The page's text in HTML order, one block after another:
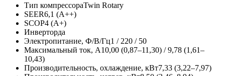
Тип компрессораTwin Rotary
SEER6,1 (A++)
SCOP4 (A+)
Инверторда
Электропитание, Ф/В/Гц1 / 220 / 50
Максимальный ток, А10,00 (0,87–11,30) / 9,78 (1,61–
10,43)
Производительность, охлаждение, кВт7,33 (3,22–7,97)